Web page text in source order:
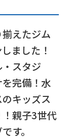
えたジム
ました！
スタジ
完備！水
キッズス
親子3世代
す。